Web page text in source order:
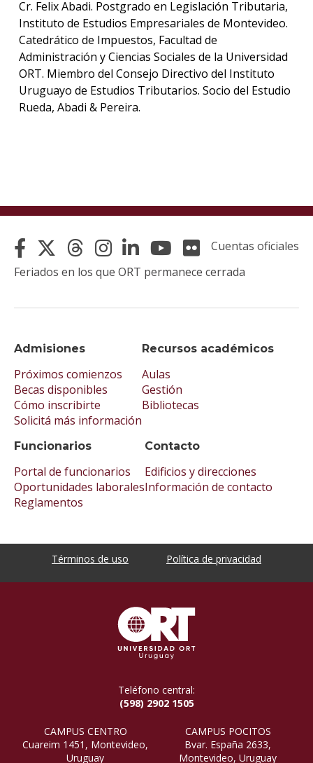
Cr. Felix Abadi. Postgrado en Legislación Tributaria,
Instituto de Estudios Empresariales de Montevideo.
Catedrático de Impuestos, Facultad de
Administración y Ciencias Sociales de la Universidad
ORT. Miembro del Consejo Directivo del Instituto
Uruguayo de Estudios Tributarios. Socio del Estudio
Rueda, Abadi & Pereira.
Admisiones
Próximos comienzos
Becas disponibles
Cómo inscribirte
Solicitá más información
Recursos académicos
Aulas
Gestión
Bibliotecas
Funcionarios
Portal de funcionarios
Oportunidades laborales
Reglamentos
Contacto
Edificios y direcciones
Información de contacto
Cuentas oficiales
Feriados en los que ORT permanece cerrada
Términos de uso Política de privacidad
Teléfono central:
(598) 2902 1505
CAMPUS CENTRO
Cuareim 1451, Montevideo,
Uruguay
CAMPUS POCITOS
Bvar. España 2633,
Montevideo, Uruguay